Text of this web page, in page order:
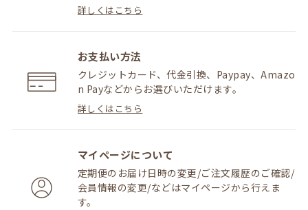
詳しくはこちら
お支払い方法
クレジットカード、代金引換、Paypay、Amazo
n Payなどからお選びいただけます。
詳しくはこちら
マイページについて
定期便のお届け日時の変更/ご注文履歴のご確認/
会員情報の変更/などはマイページから行えま
す。